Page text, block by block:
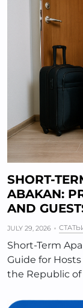
SHORT-
ABAKAN:
AND
JULY 29, 2026
Short-Term
Guide for
the Republic of